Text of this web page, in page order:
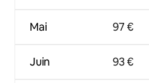
Mai
Juin
97 €
93 €